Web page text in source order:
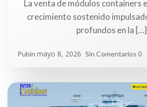
La venta de módulos containers
crecimiento sostenido
profundos en la […]
Pubin mayo 8, 2026 Sin Comentarios 0